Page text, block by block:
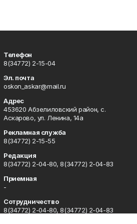
Телефон
8(34772) 2-15-04
Эл. почта
oskon_askar@mail.ru
Адрес
453620 Абзелиловский район, с.
Аскарово, ул. Ленина, 14а
Рекламная служба
8(34772) 2-15-55
Редакция
8(34772) 2-04-80, 8(34772) 2-04-83
Приемная
-
Сотрудничество
8(34772) 2-04-80, 8(34772) 2-04-83